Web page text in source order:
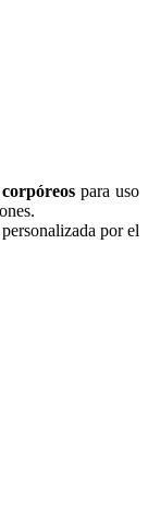
corpóreos para uso
por el